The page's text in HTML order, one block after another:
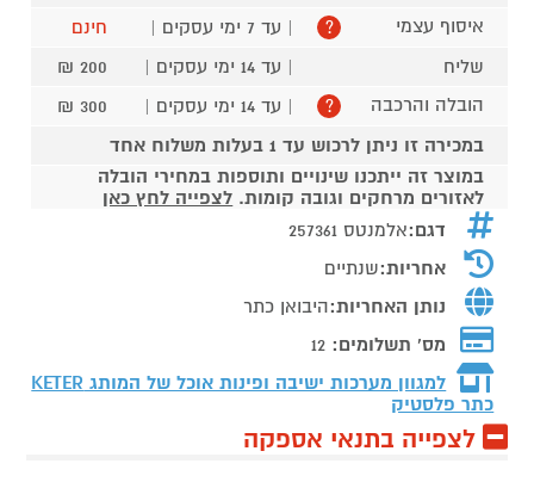
איסוף עצמי
? | עד 7 ימי עסקים |
חינם
שליח
| עד 14 ימי עסקים |
200 ₪
הובלה והרכבה
? | עד 14 ימי עסקים |
300 ₪
במכירה זו ניתן לרכוש עד 1 בעלות משלוח אחד
במוצר זה ייתכנו שינויים ותוספות במחירי הובלה
לאזורים מרחקים וגובה קומות. לצפייה לחץ כאן
דגם:אלמנטס 257361
אחריות:שנתיים
נותן האחריות:היבואן כתר
מס' תשלומים: 12
למגוון מערכות ישיבה ופינות אוכל של המותג KETER
כתר פלסטיק
לצפייה בתנאי אספקה